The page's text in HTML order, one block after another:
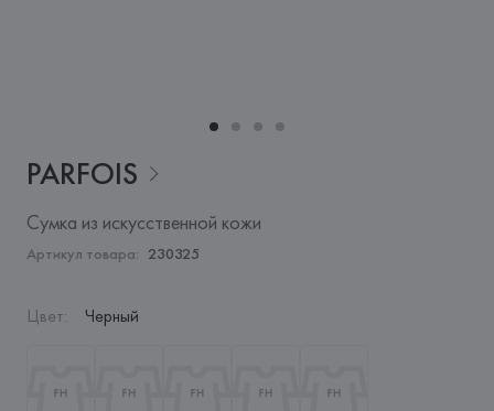
PARFOIS
Сумка из искусственной кожи
Артикул товара: 230325
Цвет: Черный